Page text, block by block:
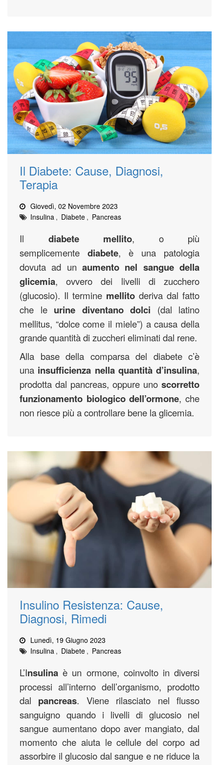
Il Diabete: Cause, Diagnosi,
Terapia
Giovedì, 02 Novembre 2023
Insulina , Diabete , Pancreas
Il diabete mellito, o più
semplicemente diabete, è una patologia
dovuta ad un aumento nel sangue della
glicemia, ovvero dei livelli di zucchero
(glucosio). Il termine mellito deriva dal fatto
che le urine diventano dolci (dal latino
mellitus, “dolce come il miele”) a causa della
grande quantità di zuccheri eliminati dal rene.
Alla base della comparsa del diabete c’è
una insufficienza nella quantità d’insulina,
prodotta dal pancreas, oppure uno scorretto
funzionamento biologico dell’ormone, che
non riesce più a controllare bene la glicemia.
Insulino Resistenza: Cause,
Diagnosi, Rimedi
Lunedì, 19 Giugno 2023
Insulina , Diabete , Pancreas
L’Insulina è un ormone, coinvolto in diversi
processi all’interno dell’organismo, prodotto
dal pancreas. Viene rilasciato nel flusso
sanguigno quando i livelli di glucosio nel
sangue aumentano dopo aver mangiato, dal
momento che aiuta le cellule del corpo ad
assorbire il glucosio dal sangue e ne riduce la